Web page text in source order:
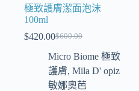
極致護膚潔面泡沫
100ml
$600.00
$420.00
Micro Biome 極致
護膚, Mila D' opiz
敏娜奧芭